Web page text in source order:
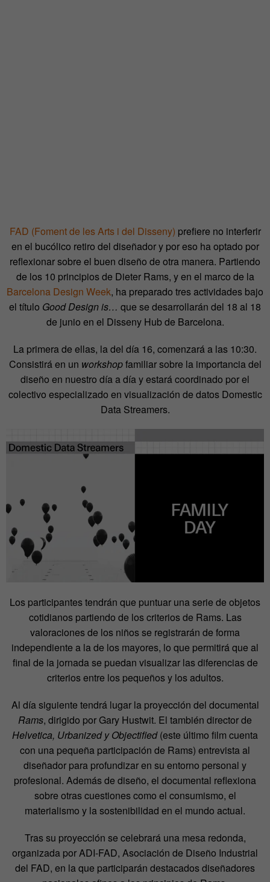
FAD (Foment de les Arts i del Disseny) prefiere no interferir
en el bucólico retiro del diseñador y por eso ha optado por
reflexionar sobre el buen diseño de otra manera. Partiendo
de los 10 principios de Dieter Rams, y en el marco de la
Barcelona Design Week, ha preparado tres actividades bajo
el título Good Design is… que se desarrollarán del 18 al 18
de junio en el Disseny Hub de Barcelona.
La primera de ellas, la del día 16, comenzará a las 10:30.
Consistirá en un workshopfamiliar sobre la importancia del
diseño en nuestro día a día y estará coordinado por el
colectivo especializado en visualización de datos Domestic
Data Streamers.
Los participantes tendrán que puntuar una serie de objetos
cotidianos partiendo de los criterios de Rams. Las
valoraciones de los niños se registrarán de forma
independiente a la de los mayores, lo que permitirá que al
final de la jornada se puedan visualizar las diferencias de
criterios entre los pequeños y los adultos.
Al día siguiente tendrá lugar la proyección del documental
Rams, dirigido por Gary Hustwit. El también director de
Helvetica, Urbanized y Objectified(este último film cuenta
con una pequeña participación de Rams) entrevista al
diseñador para profundizar en su entorno personal y
profesional. Además de diseño, el documental reflexiona
sobre otras cuestiones como el consumismo, el
materialismo y la sostenibilidad en el mundo actual.
Tras su proyección se celebrará una mesa redonda,
organizada por ADI-FAD, Asociación de Diseño Industrial
del FAD, en la que participarán destacados diseñadores